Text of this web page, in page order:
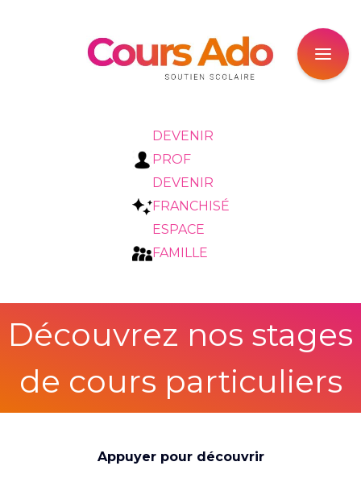
DEVENIR
PROF
DEVENIR
FRANCHISÉ
ESPACE
FAMILLE
Découvrez nos stages
de cours particuliers
Appuyer pour découvrir